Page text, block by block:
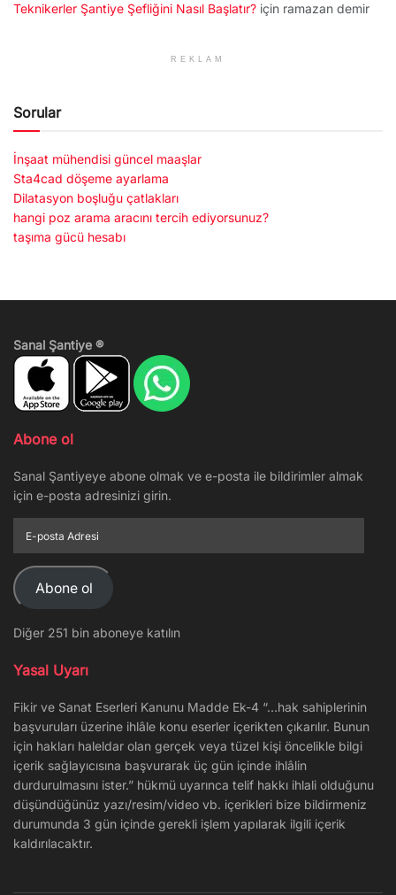
Teknikerler Şantiye Şefliğini Nasıl Başlatır? için ramazan demir
REKLAM
Sorular
İnşaat mühendisi güncel maaşlar
Sta4cad döşeme ayarlama
Dilatasyon boşluğu çatlakları
hangi poz arama aracını tercih ediyorsunuz?
taşıma gücü hesabı
Sanal Şantiye ®
Abone ol
Sanal Şantiyeye abone olmak ve e-posta ile bildirimler almak
için e-posta adresinizi girin.
posta
Adresi
Abone ol
Diğer 251 bin aboneye katılın
Yasal Uyarı
Fikir ve Sanat Eserleri Kanunu Madde Ek-4 “…hak sahiplerinin
başvuruları üzerine ihlâle konu eserler içerikten çıkarılır. Bunun
için hakları haleldar olan gerçek veya tüzel kişi öncelikle bilgi
içerik sağlayıcısına başvurarak üç gün içinde ihlâlin
durdurulmasını ister.” hükmü uyarınca telif hakkı ihlali olduğunu
düşündüğünüz yazı/resim/video vb. içerikleri bize bildirmeniz
durumunda 3 gün içinde gerekli işlem yapılarak ilgili içerik
kaldırılacaktır.